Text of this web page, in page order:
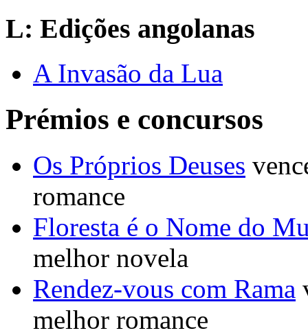
L: Edições angolanas
A Invasão da Lua
Prémios e concursos
Os Próprios Deuses
romance
Floresta é o Nome do
melhor novela
Rendez-vous com Rama
melhor romance